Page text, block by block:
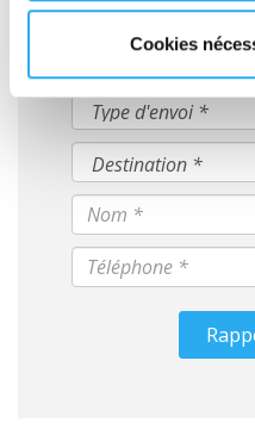
Cookies
Votre devis